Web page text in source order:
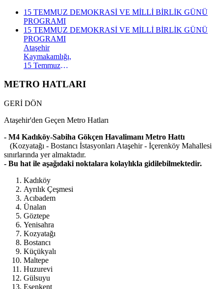
kapsamında çocuklar hem yeni beceriler kazanacak hem de
keyifli bir yaz dönemi geçirecek.
15 TEMMUZ DEMOKRASİ VE MİLLİ BİRLİK GÜNÜ
PROGRAMI
15 TEMMUZ DEMOKRASİ VE MİLLİ BİRLİK GÜNÜ
PROGRAMI
Ataşehir
Kaymakamlığı,
15 Temmuz
Millî Birlik
kapsamında
anma
takvimini
açıkladı. "İrade
Bizim, Vatan
Bizim"
gerçekleştirilecek
etkinlikler, 15-
17 Temmuz
tarihleri
arasında çeşitli
noktalarda
düzenlenecek.
METRO HATLARI
GERİ DÖN
Ataşehir'den Geçen Metro Hatları
- M4 Kadıköy-Sabiha Gökçen Havalimanı Metro Hattı
(Kozyatağı - Bostancı İstasyonları Ataşehir - İçerenköy Mahallesi
sınırlarında yer almaktadır.
- Bu hat ile aşağıdaki noktalara kolaylıkla gidilebilmektedir.
Kadıköy
Ayrılık Çeşmesi
Acıbadem
Ünalan
Göztepe
Yenisahra
Kozyatağı
Bostancı
Küçükyalı
Maltepe
Huzurevi
Gülsuyu
Esenkent